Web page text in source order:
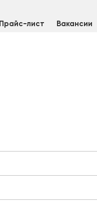
Прайс-лист Вакансии